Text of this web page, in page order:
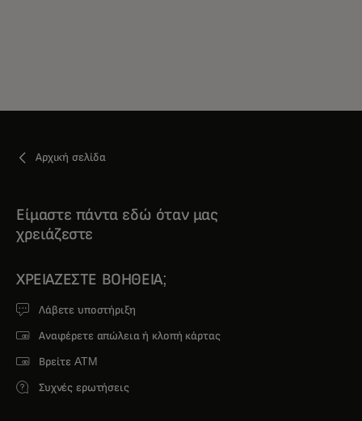
Αρχική σελίδα
Είμαστε πάντα εδώ όταν μας
χρειάζεστε
ΧΡΕΙΆΖΕΣΤΕ ΒΟΉΘΕΙΑ;
Λάβετε υποστήριξη
Αναφέρετε απώλεια ή κλοπή κάρτας
Βρείτε ATM
Συχνές ερωτήσεις